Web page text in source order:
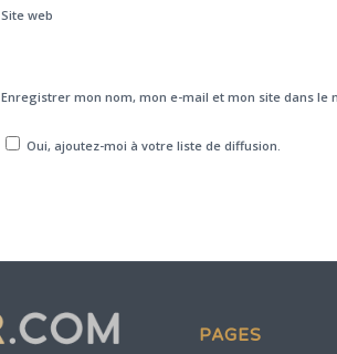
Site web
Enregistrer mon nom, mon e-mail et mon site dans
Oui, ajoutez-moi à votre liste de diffusion.
PAGES